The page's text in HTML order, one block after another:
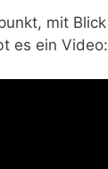
mit Blick
es ein Video: